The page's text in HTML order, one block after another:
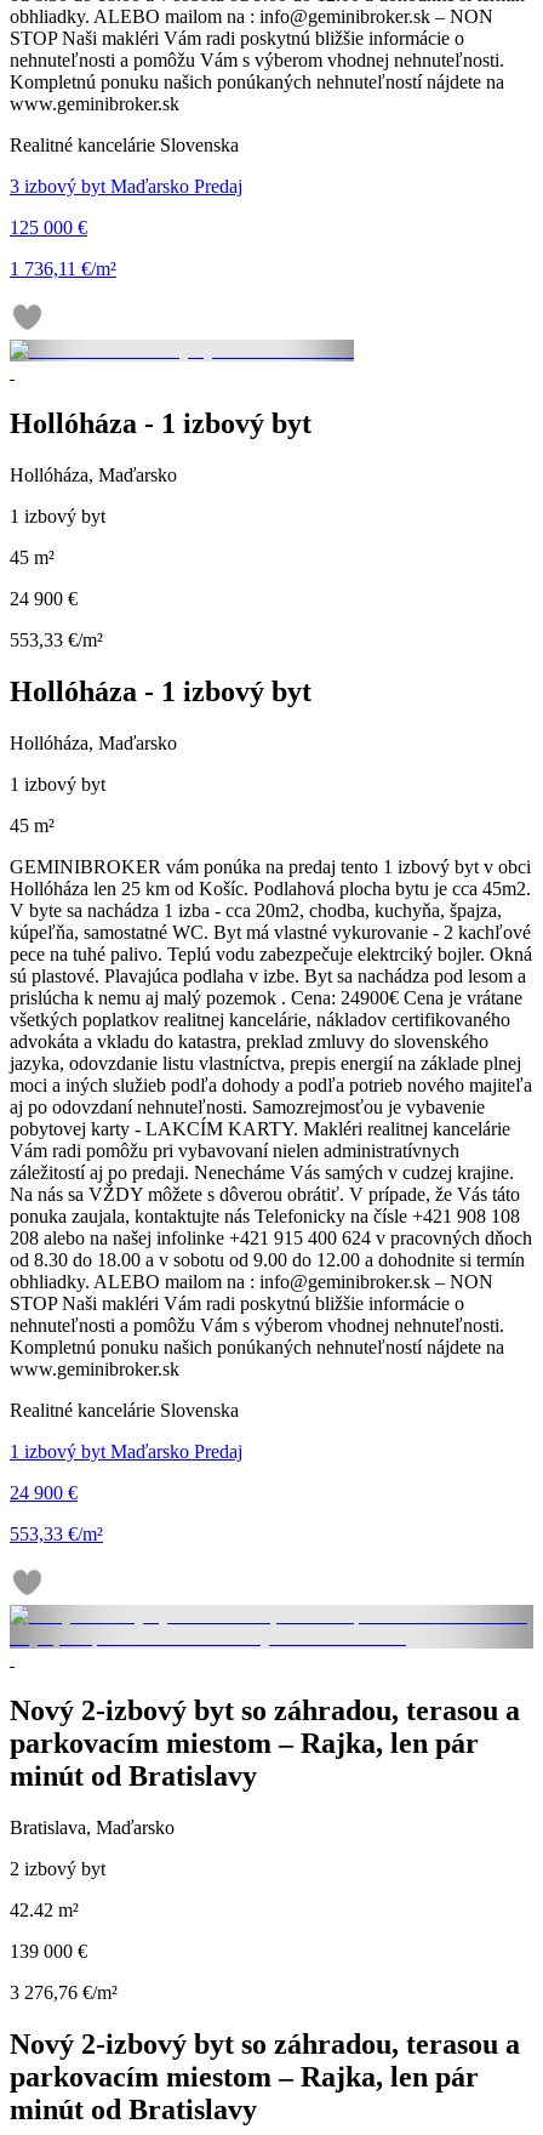
obhliadky. ALEBO mailom na : info@geminibroker.sk – NON
STOP Naši makléri Vám radi poskytnú bližšie informácie o
nehnuteľnosti a pomôžu Vám s výberom vhodnej nehnuteľnosti.
Kompletnú ponuku našich ponúkaných nehnuteľností nájdete na
www.geminibroker.sk
Realitné kancelárie Slovenska
3 izbový byt Maďarsko Predaj
125 000 €
1 736,11 €/m²
Hollóháza - 1 izbový byt
Hollóháza, Maďarsko
1 izbový byt
45 m²
24 900 €
553,33 €/m²
Hollóháza - 1 izbový byt
Hollóháza, Maďarsko
1 izbový byt
45 m²
GEMINIBROKER vám ponúka na predaj tento 1 izbový byt v obci
Hollóháza len 25 km od Košíc. Podlahová plocha bytu je cca 45m2.
V byte sa nachádza 1 izba - cca 20m2, chodba, kuchyňa, špajza,
kúpeľňa, samostatné WC. Byt má vlastné vykurovanie - 2 kachľové
pece na tuhé palivo. Teplú vodu zabezpečuje elektrciký bojler. Okná
sú plastové. Plavajúca podlaha v izbe. Byt sa nachádza pod lesom a
prislúcha k nemu aj malý pozemok . Cena: 24900€ Cena je vrátane
všetkých poplatkov realitnej kancelárie, nákladov certifikovaného
advokáta a vkladu do katastra, preklad zmluvy do slovenského
jazyka, odovzdanie listu vlastníctva, prepis energií na základe plnej
moci a iných služieb podľa dohody a podľa potrieb nového majiteľa
aj po odovzdaní nehnuteľnosti. Samozrejmosťou je vybavenie
pobytovej karty - LAKCÍM KARTY. Makléri realitnej kancelárie
Vám radi pomôžu pri vybavovaní nielen administratívnych
záležitostí aj po predaji. Nenecháme Vás samých v cudzej krajine.
Na nás sa VŽDY môžete s dôverou obrátiť. V prípade, že Vás táto
ponuka zaujala, kontaktujte nás Telefonicky na čísle +421 908 108
208 alebo na našej infolinke +421 915 400 624 v pracovných dňoch
od 8.30 do 18.00 a v sobotu od 9.00 do 12.00 a dohodnite si termín
obhliadky. ALEBO mailom na : info@geminibroker.sk – NON
STOP Naši makléri Vám radi poskytnú bližšie informácie o
nehnuteľnosti a pomôžu Vám s výberom vhodnej nehnuteľnosti.
Kompletnú ponuku našich ponúkaných nehnuteľností nájdete na
www.geminibroker.sk
Realitné kancelárie Slovenska
1 izbový byt Maďarsko Predaj
24 900 €
553,33 €/m²
Nový 2-izbový byt so záhradou, terasou a
parkovacím miestom – Rajka, len pár
minút od Bratislavy
Bratislava, Maďarsko
2 izbový byt
42.42 m²
139 000 €
3 276,76 €/m²
Nový 2-izbový byt so záhradou, terasou a
parkovacím miestom – Rajka, len pár
minút od Bratislavy